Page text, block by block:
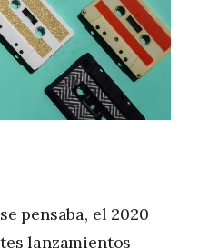
pensaba, el 2020
lanzamientos